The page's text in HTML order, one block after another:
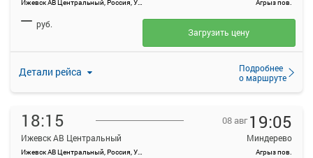
Ижевск АВ Центральный, Россия, Удмуртская Республика, Ижевск, Красноармейская ул, 134А Агрыз пов.
Детали рейса
Подробнее
о маршруте
— руб.
Загрузить цену
18:15
Ижевск АВ Центральный
Ижевск АВ Центральный, Россия, Удмуртская Республика, Ижевск, Красноармейская ул, 134А
08 авг 19:05
Миндерево
Агрыз пов.